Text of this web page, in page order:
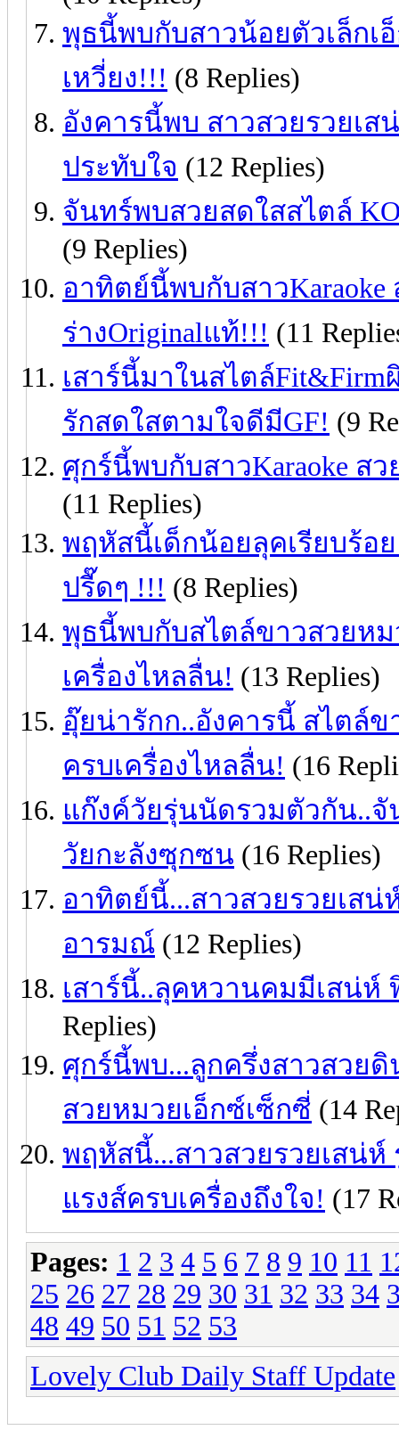
พุธนี้พบกับสาวน้อยตัวเล็กเ
เหวี่ยง!!! (8 Replies)
อังคารนี้พบ สาวสวยรวยเส
ประทับใจ (12 Replies)
จันทร์พบสวยสดใสสไตล์
(9 Replies)
อาทิตย์นี้พบกับสาวKaraoke
ร่างOriginalแท้!!! (11
เสาร์นี้มาในสไตล์
รักสดใสตามใจดีมีGF! (9
ศุกร์นี้พบกับสาวKaraoke ส
(11 Replies)
พฤหัสนี้เด็กน้อยลุคเรียบร้อ
ปรื๊ดๆ !!! (8 Replies)
พุธนี้พบกับสไตล์ขาวสวยหม
เครื่องไหลลื่น! (13 Replies)
อุ๊ยน่ารักก..อังคารนี้ สไตล์
ครบเครื่องไหลลื่น! (16
แก๊งค์วัยรุ่นนัดรวมตัวกัน..จั
วัยกะลังซุกซน (16 Replies)
อาทิตย์นี้...สาวสวยรวยเสน่
อารมณ์ (12 Replies)
เสาร์นี้..ลุคหวานคมมีเสน่
Replies)
ศุกร์นี้พบ...ลูกครึ่งสาวสวย
สวยหมวยเอ็กซ์เซ็กซี่ (14
พฤหัสนี้...สาวสวยรวยเสน่
แรงส์ครบเครื่องถึงใจ! (17
Pages: 1 2 3 4 5 6 7 8 9 10 11
25 26 27 28 29 30 31 32 33 34
48 49 50 51 52 53
Lovely Club Daily Staff Update